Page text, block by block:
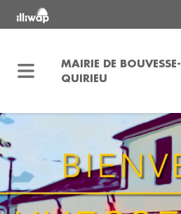
MAIRIE DE BOUVESSE-
QUIRIEU